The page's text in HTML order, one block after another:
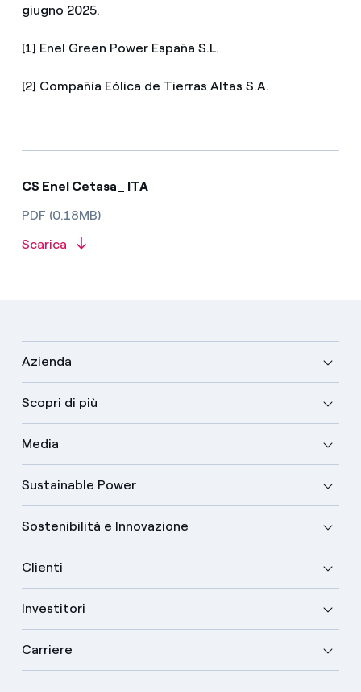
giugno 2025.
[1] Enel Green Power España S.L.
[2] Compañía Eólica de Tierras Altas S.A.
CS Enel Cetasa_ ITA
PDF (0.18MB)
Scarica
Azienda
Scopri di più
Media
Sustainable Power
Sostenibilità e Innovazione
Clienti
Investitori
Carriere